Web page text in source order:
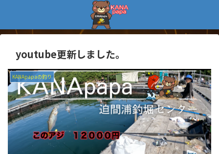
youtube更新しました。
KANApapaの釣り